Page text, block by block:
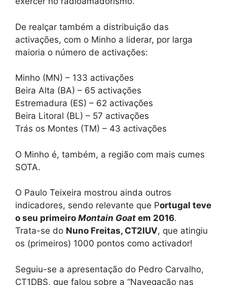
De realçar também a distribuição das
activações, com o Minho a liderar, por larga
maioria o número de activações:
Minho (MN) – 133 activações
Beira Alta (BA) – 65 activações
Estremadura (ES) – 62 activações
Beira Litoral (BL) – 57 activações
Trás os Montes (TM) – 43 activações
O Minho é, também, a região com mais cumes
SOTA.
O Paulo Teixeira mostrou ainda outros
indicadores, sendo relevante que Portugal teve
o seu primeiro Montain Goat em 2016.
Trata-se do Nuno Freitas, CT2IUV, que atingiu
os (primeiros) 1000 pontos como activador!
Seguiu-se a apresentação do Pedro Carvalho,
CT1DBS, que falou sobre a “Navegação nas